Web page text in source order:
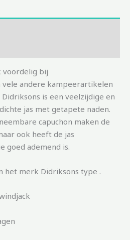
voordelig bij
andere kampeerartikelen
is een veelzijdige en
jas met getapete naden.
capuchon maken de
ook heeft de jas
goed ademend is.
het merk Didriksons type .